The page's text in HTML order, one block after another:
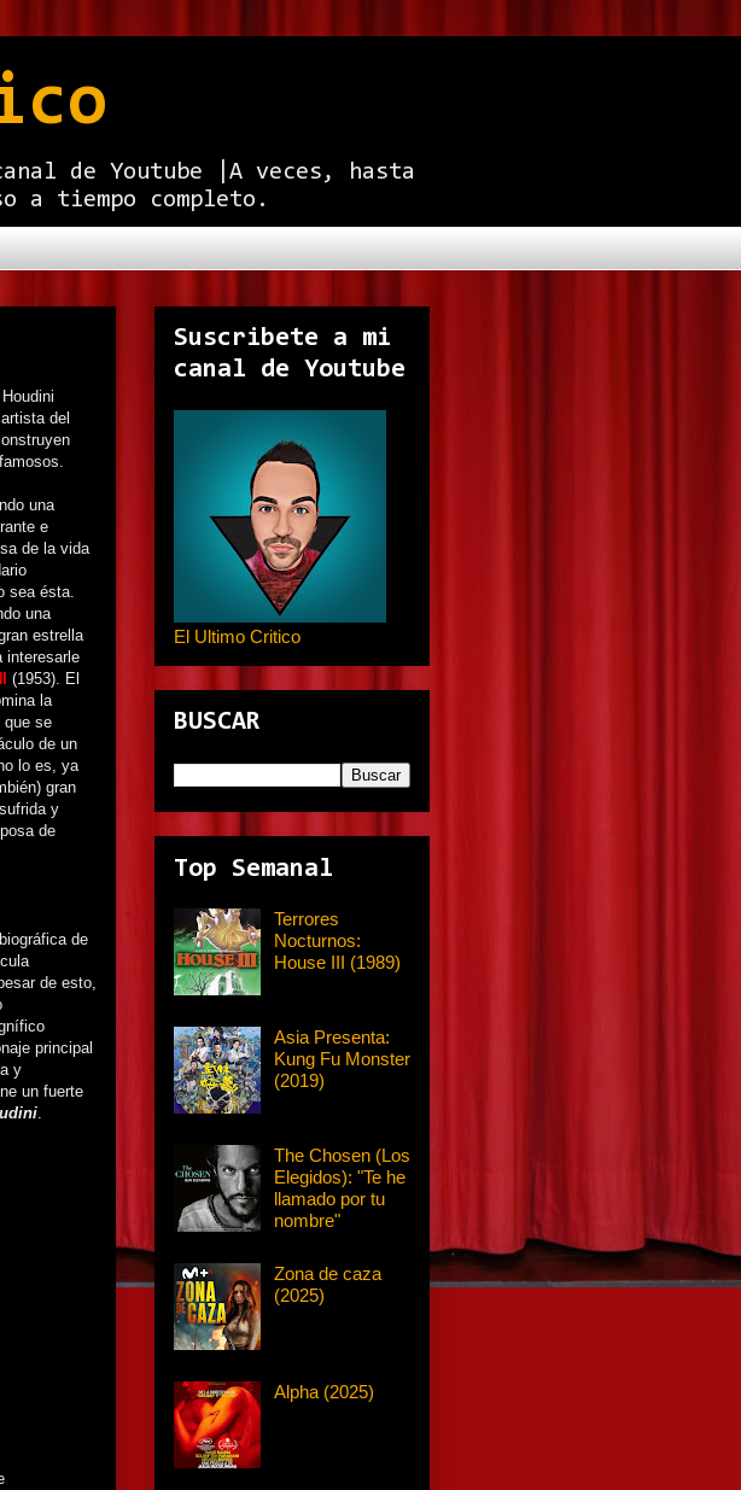
de Youtube |A veces, hasta
a tiempo completo.
del
una
e
de la vida
sea ésta.
una
estrella
interesarle
(1953). El
la
que se
de un
lo es, ya
gran
y
de
de
de esto,
principal
y
un fuerte
.
Suscribete a mi
canal de Youtube
El Ultimo Critico
BUSCAR
Top Semanal
Terrores
Nocturnos:
House III (1989)
Asia Presenta:
Kung Fu Monster
(2019)
The Chosen (Los
Elegidos): "Te he
llamado por tu
nombre"
Zona de caza
(2025)
Alpha (2025)